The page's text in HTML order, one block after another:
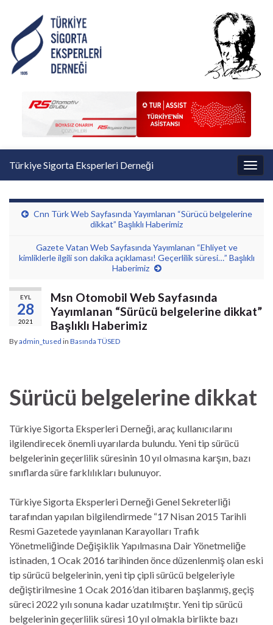
Türkiye Sigorta Eksperleri Derneği
Cnn Türk Web Sayfasında Yayımlanan “Sürücü belgelerine
dikkat” Başlıklı Haberimiz
Gazete Vatan Web Sayfasında Yayımlanan “Ehliyet ve
kimliklerle ilgili son dakika açıklaması! Geçerlilik süresi…” Başlıklı
Haberimiz
EYL
28
2021
Msn Otomobil Web Sayfasında
Yayımlanan “Sürücü belgelerine dikkat”
Başlıklı Haberimiz
Byadmin_tused in Basında TÜSED
Sürücü belgelerine dikkat
Türkiye Sigorta Eksperleri Derneği, araç kullanıcılarını
ilgilendirecek önemli uyarılarda bulundu. Yeni tip sürücü
belgelerinin geçerlilik süresinin 10 yıl olmasına karşın, bazı
sınıflarda süre farklılıkları bulunuyor.
Türkiye Sigorta Eksperleri Derneği Genel Sekreterliği
tarafından yapılan bilgilendirmede “17 Nisan 2015 Tarihli
Resmi Gazetede yayınlanan Karayolları Trafik
Yönetmeliğinde Değişiklik Yapılmasına Dair Yönetmeliğe
istinaden, 1 Ocak 2016 tarihinden önce düzenlenmiş olan eski
tip sürücü belgelerinin, yeni tip çipli sürücü belgeleriyle
değiştirilmesine 1 Ocak 2016’dan itibaren başlanmış, geçiş
süreci 2022 yılı sonuna kadar uzatılmıştır. Yeni tip sürücü
belgelerinin geçerlilik süresi 10 yıl olmakla birlikte bazı